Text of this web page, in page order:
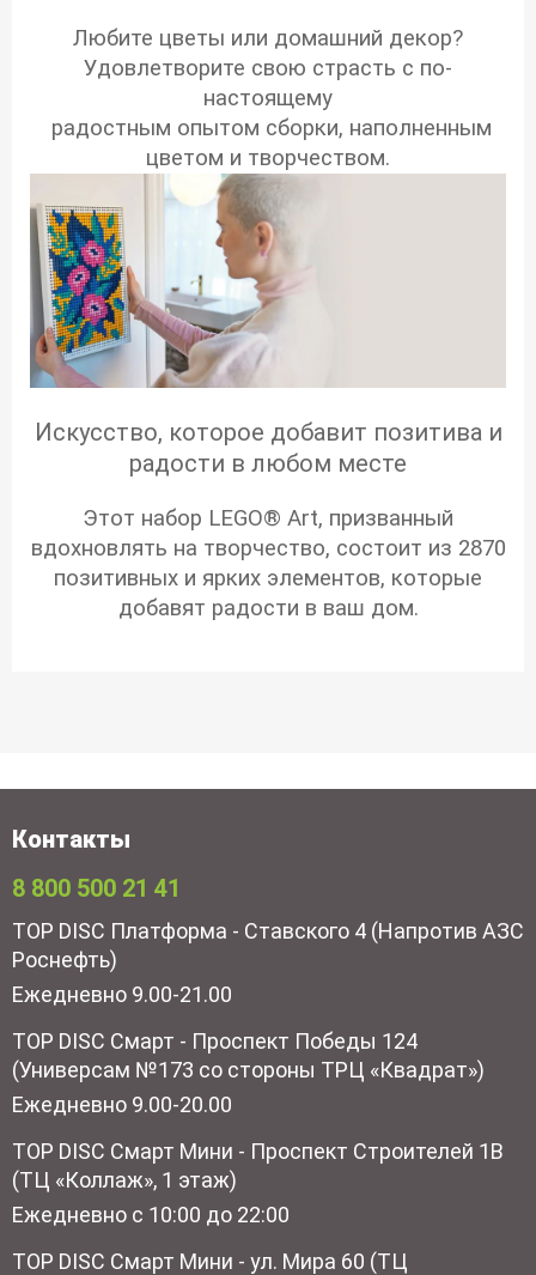
Любите цветы или домашний декор?
Удовлетворите свою страсть с по-
настоящему
радостным опытом сборки, наполненным
цветом и творчеством.
Искусство, которое добавит позитива и
радости в любом месте
Этот набор LEGO® Art, призванный
вдохновлять на творчество, состоит из 2870
позитивных и ярких элементов, которые
добавят радости в ваш дом.
Контакты
8 800 500 21 41
TOP DISC Платформа - Ставского 4 (Напротив АЗС
Роснефть)
Ежедневно 9.00-21.00
TOP DISC Смарт - Проспект Победы 124
(Универсам №173 со стороны ТРЦ «Квадрат»)
Ежедневно 9.00-20.00
TOP DISC Смарт Мини - Проспект Строителей 1В
(ТЦ «Коллаж», 1 этаж)
Ежедневно с 10:00 до 22:00
TOP DISC Смарт Мини - ул. Мира 60 (ТЦ